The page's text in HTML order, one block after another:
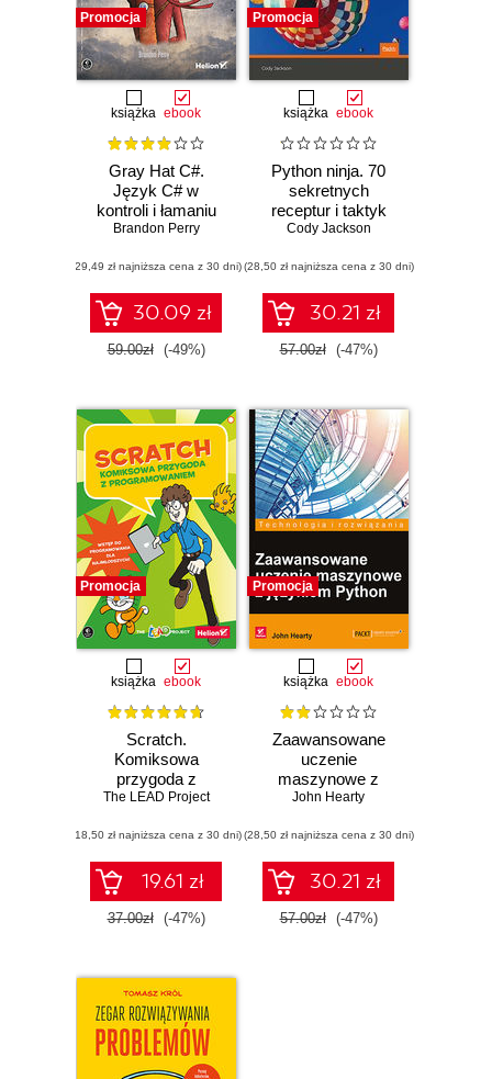
Promocja
książka ebook
Gray Hat C#.
Język C# w
kontroli i łamaniu
zabezpieczeń
Brandon Perry
(29,49 zł najniższa cena z 30 dni)
30.09 zł
59.00zł (-49%)
Promocja
książka ebook
Python ninja. 70
sekretnych
receptur i taktyk
programistycznych
Cody Jackson
(28,50 zł najniższa cena z 30 dni)
30.21 zł
57.00zł (-47%)
Promocja
książka ebook
Scratch.
Komiksowa
przygoda z
programowaniem
The LEAD Project
(18,50 zł najniższa cena z 30 dni)
19.61 zł
37.00zł (-47%)
Promocja
książka ebook
Zaawansowane
uczenie
maszynowe z
językiem Python
John Hearty
(28,50 zł najniższa cena z 30 dni)
30.21 zł
57.00zł (-47%)